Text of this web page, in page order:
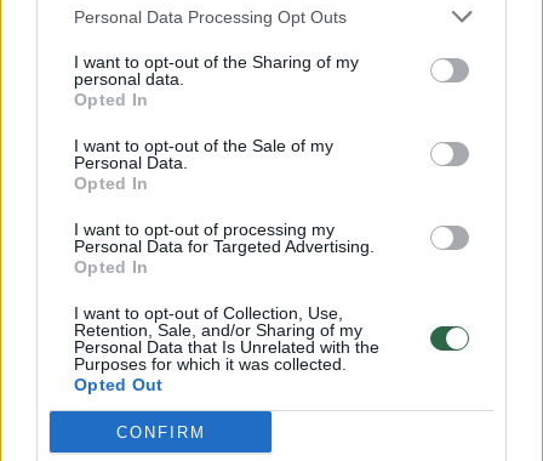
Personal Data Processing Opt Outs
I want to opt-out of the Sharing of my
personal data.
Opted In
I want to opt-out of the Sale of my
Personal Data.
Opted In
I want to opt-out of processing my
Personal Data for Targeted Advertising.
Opted In
I want to opt-out of Collection, Use,
Retention, Sale, and/or Sharing of my
Personal Data that Is Unrelated with the
Purposes for which it was collected.
Opted Out
CONFIRM
00:03:38
Ant Gedimino pilies kalno stūksantis vilkas sukėlė
dvejopų nuomonių: nepagailėjo ir kritikos
Naują savaitę pradėsime su krituliais: temperatūra kris,
stiprės vėjas
Rusijai toliau atakuojant Ukrainą – V. Zelenskis siunčia
žinutę: „Seniai turėjo galimybę nutraukti agresiją“
Pasaulis